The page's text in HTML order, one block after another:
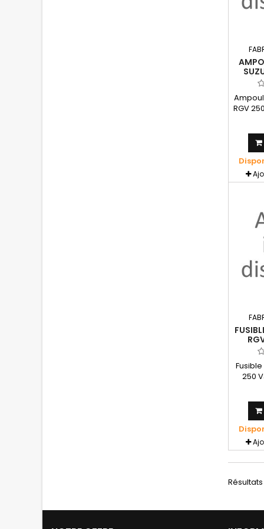
RGV
250
Résultats